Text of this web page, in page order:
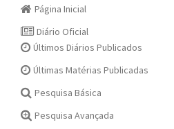
Página Inicial
Diário Oficial
Últimos Diários Publicados
Últimas Matérias Publicadas
Pesquisa Básica
Pesquisa Avançada